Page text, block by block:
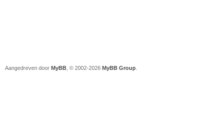
Aangedreven door MyBB , © 2002-2026 MyBB Group